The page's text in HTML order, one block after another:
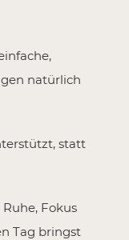
natürlich
statt
Fokus
Tag bringst